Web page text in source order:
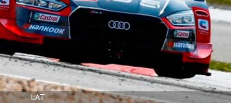
LAT